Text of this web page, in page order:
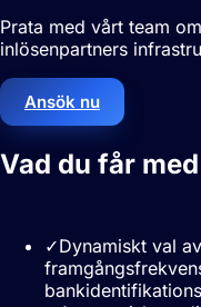
Prata med vårt team
inlösenpartners
Ansök nu
Vad du får med
✓Dynamiskt val